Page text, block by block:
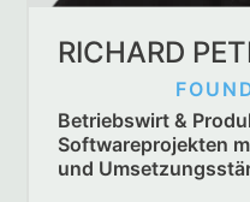
RICHARD
Betriebswirt &
Softwareprojekten
und